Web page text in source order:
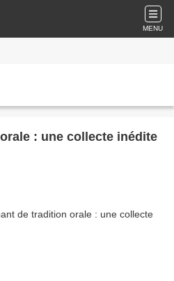
MENU
: une collecte inédite